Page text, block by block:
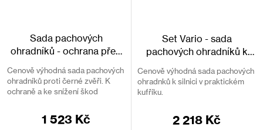
Sada pachových
ohradníků - ochrana před
HAGOPUR
Cenově výhodná sada pachových
ohradníků proti černé zvěři. K
ochraně a ke snížení škod
1 523 Kč
Set Vario - sada
pachových ohradníků k
Cenově výhodná sada pachových
ohradnků k silnici v praktickém
kufříku.
2 218 Kč